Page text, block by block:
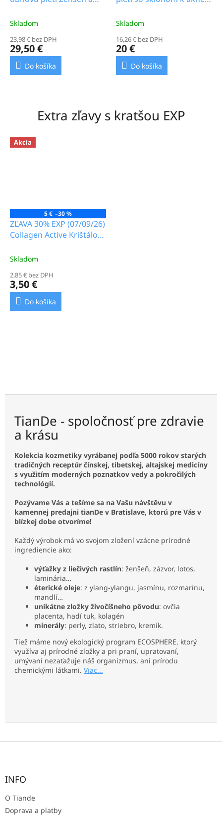
Skladom
23,98 € bez DPH
29,50 €
Do košíka
30 g_12.5b
Skladom
16,26 € bez DPH
20 €
Do košíka
Extra zľavy s kratšou EXP
Akcia
5 € –30 %
ZĽAVA 30% EXP (07/09/26)
Collagen Active Krištálová
očné viečka_3.3b
Skladom
2,85 € bez DPH
3,50 €
Do košíka
TianDe - spoločnosť pre zdravie
a krásu
Kolekcia kozmetiky vyrábanej podľa 5000 rokov starých
tradičných receptúr čínskej, tibetskej, altajskej medicíny
s využitím moderných poznatkov vedy a pokročilých
technológií.
Pozývame Vás a tešíme sa na Vašu návštěvu v
kamennej predajni tianDe v Bratislave, ktorú pre Vás v
blízkej dobe otvoríme!
Každý výrobok má vo svojom zložení vzácne prírodné
ingrediencie ako:
výťažky z liečivých rastlín: ženšeň, zázvor, lotos,
laminária…
éterické oleje: z ylang-ylangu, jasmínu, rozmarínu,
mandlí…
unikátne zložky živočíšneho pôvodu: ovčia
placenta, hadí tuk, kolagén
minerály: perly, zlato, striebro, kremík.
Tiež máme nový ekologický program ECOSPHERE, ktorý
využíva aj prírodné zložky a pri praní, upratovaní,
umývaní nezaťažuje náš organizmus, ani prírodu
chemickými látkami. Viac...
Z
INFO
O Tiande
Doprava a platby